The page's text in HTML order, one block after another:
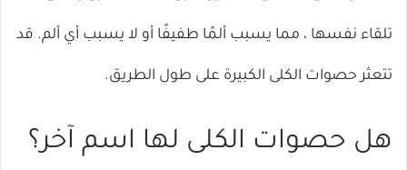
تلقاء نفسها ، مما يسبب ألمًا طفيفًا أو لا يسبب أي ألم. قد
تتعثر حصوات الكلى الكبيرة على طول الطريق.
هل حصوات الكلى لها اسم آخر؟